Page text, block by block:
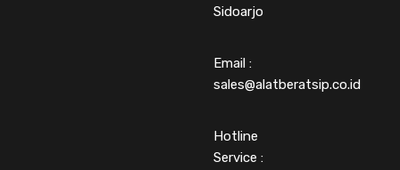
Sidoarjo
Email :
sales@alatberatsip.co.id
Hotline
Service :